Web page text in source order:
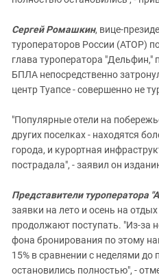
Сергей Ромашкин, вице-
туроператоров России (АТОР)
глава туроператора "Дельфин,"
БПЛА непосредственно
центр Туапсе - совершенно не
"Популярные отели на
других поселках - находятся
города, и курортная
пострадала", - заявил он
Представители туроператора
заявки на лето и осень на
продолжают поступать. "Из-за
фона бронирования по этому
15% в сравнении с неделями до
остановились полностью", -